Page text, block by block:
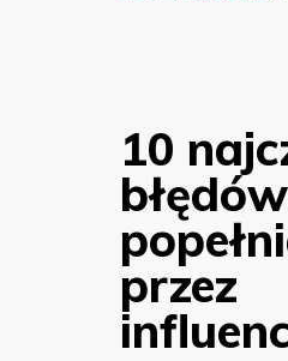
10
błędów
przez